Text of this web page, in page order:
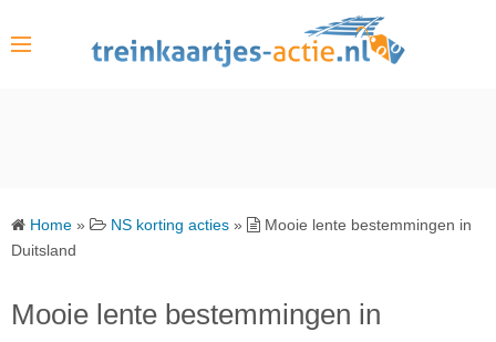
Home » NS korting acties »
Mooie lente bestemmingen in
Duitsland
Mooie lente bestemmingen in